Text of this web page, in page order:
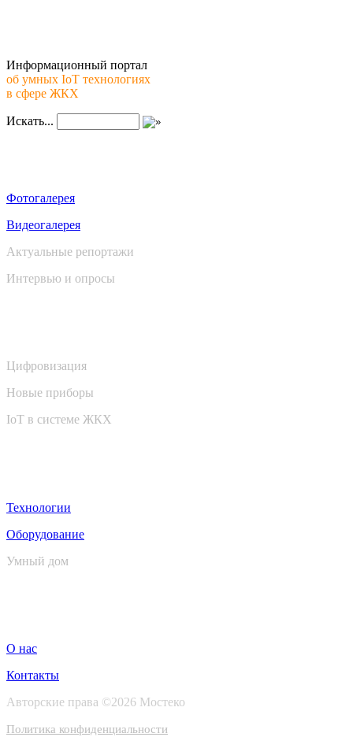
Информационный портал
об умных IoT технологиях
в сфере ЖКХ
Искать...
Фотогалерея
Видеогалерея
Актуальные репортажи
Интервью и опросы
Цифровизация
Новые приборы
IoT в системе ЖКХ
Технологии
Оборудование
Умный дом
О нас
Контакты
Авторские права ©2026 Мостеко
Политика конфиденциальности